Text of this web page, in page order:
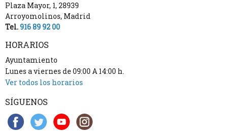
Plaza Mayor, 1, 28939
Arroyomolinos, Madrid
Tel.916 89 92 00
HORARIOS
Ayuntamiento
Lunes a viernes de 09:00 A 14:00 h.
Ver todos los horarios
SÍGUENOS